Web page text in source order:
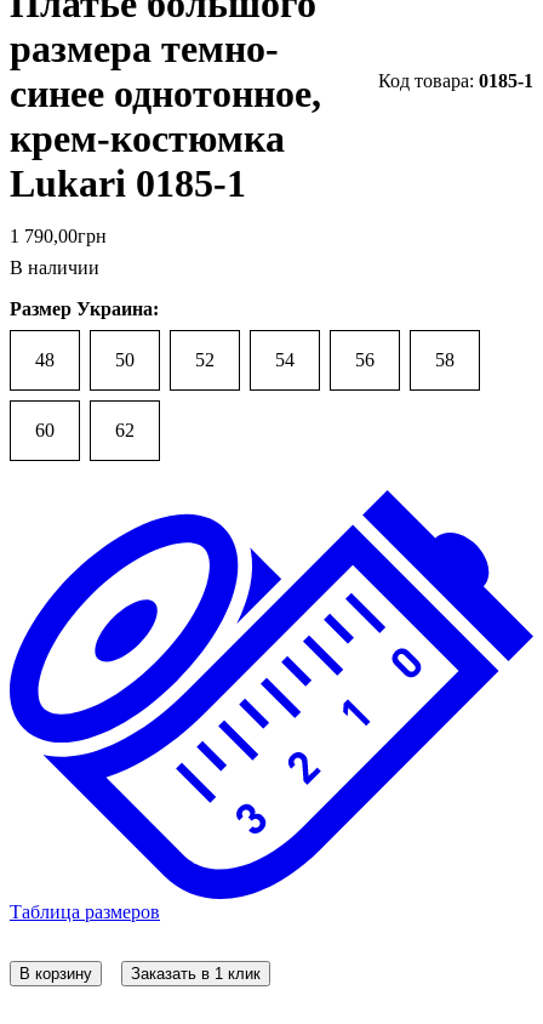
размера темно-
синее однотонное,
крем-костюмка
Lukari 0185-1
0185-1
1 790,00грн
В наличии
Размер Украина:
48 50 52 54 56 58
60 62
Таблица размеров
В корзину Заказать в 1 клик